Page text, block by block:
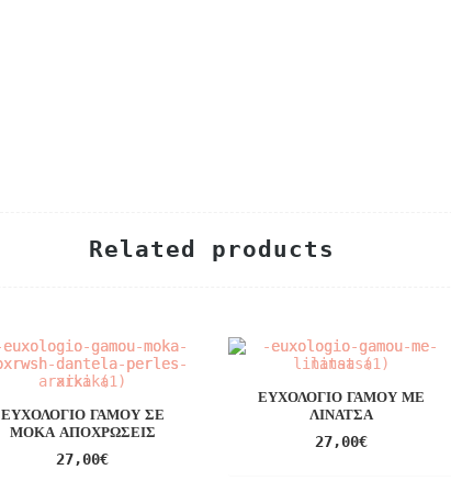
Related products
ΕΥΧΟΛΌΓΙΟ ΓΆΜΟΥ ΣΕ
ΜΌΚΑ ΑΠΟΧΡΏΣΕΙΣ
27,00€
ΕΥΧΟΛΌΓΙΟ ΓΆΜΟΥ ΜΕ
ΛΙΝΆΤΣΑ
27,00€